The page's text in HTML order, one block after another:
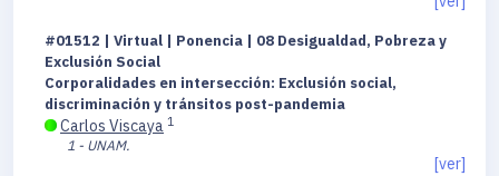
#01512 | Virtual | Ponencia | 08 Desigualdad, Pobreza y
Exclusión Social
Corporalidades en intersección: Exclusión social,
discriminación y tránsitos post-pandemia
Carlos Viscaya 1
1 - UNAM.
[ver]